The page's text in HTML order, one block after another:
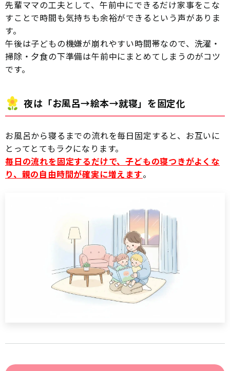
先輩ママの工夫として、午前中にできるだけ家事をこな
すことで時間も気持ちも余裕ができるという声がありま
す。
午後は子どもの機嫌が崩れやすい時間帯なので、洗濯・
掃除・夕食の下準備は午前中にまとめてしまうのがコツ
です。
夜は「お風呂→絵本→就寝」を固定化
お風呂から寝るまでの流れを毎日固定すると、お互いに
とってとてもラクになります。
毎日の流れを固定するだけで、子どもの寝つきがよくな
り、親の自由時間が確実に増えます。